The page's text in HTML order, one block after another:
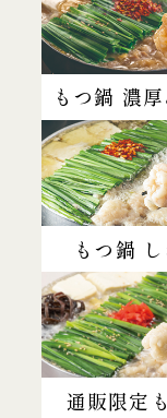
もつ鍋 濃
もつ鍋
通販限定